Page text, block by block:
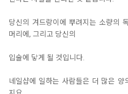
당신의 겨드랑이에 뿌려지는 소량의
머리에, 그리고 당신의
입술에 닿게 될 것입니다.
네일샵에 일하는 사람들은 더 많은 양